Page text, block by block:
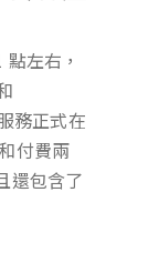
左右，
務正式在
付費兩
還包含了